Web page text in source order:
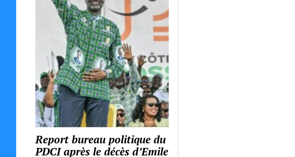
Report bureau politique du
PDCI après le décès d’Emile